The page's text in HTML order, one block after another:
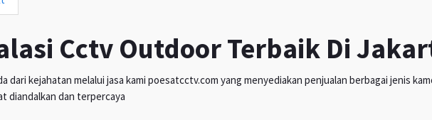
Cctv Outdoor Terbaik Di
dari kejahatan melalui jasa kami poesatcctv.com yang menyediakan penjualan berbagai jenis
diandalkan dan terpercaya